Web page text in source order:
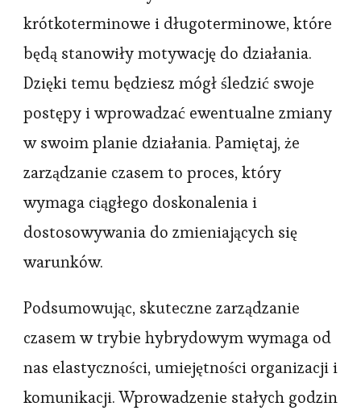
krótkoterminowe i długoterminowe, które
będą stanowiły motywację do działania.
Dzięki temu będziesz mógł śledzić swoje
postępy i wprowadzać ewentualne zmiany
w swoim planie działania. Pamiętaj, że
zarządzanie czasem to proces, który
wymaga ciągłego doskonalenia i
dostosowywania do zmieniających się
warunków.
Podsumowując, skuteczne zarządzanie
czasem w trybie hybrydowym wymaga od
nas elastyczności, umiejętności organizacji i
komunikacji. Wprowadzenie stałych godzin